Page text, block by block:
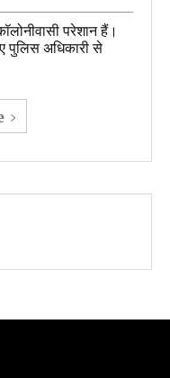
परेशान हैं।
अधिकारी से